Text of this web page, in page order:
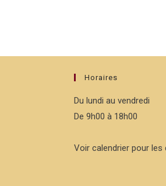
Horaires
Du lundi au vendredi
De 9h00 à 18h00
Voir calendrier pour les